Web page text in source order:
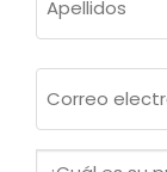
electrónico
¿Cuál